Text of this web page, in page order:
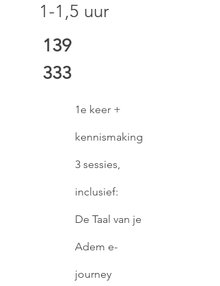
1-1,5 uur
139
333
1e keer +
kennismaking
3 sessies,
inclusief:
De Taal van je
Adem e-
journey